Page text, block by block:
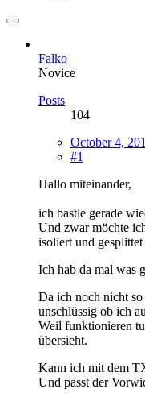
Falko
Novice
Posts
104
October 4,
#1
Hallo miteinander,
ich bastle gerade
Und zwar möchte
isoliert und gesplittet
Ich hab da mal was
Da ich noch nicht
unschlüssig ob ich
Weil funktionieren
übersieht.
Kann ich mit dem
Und passt der